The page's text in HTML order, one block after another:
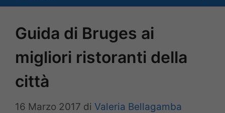
Guida di Bruges ai
migliori ristoranti della
città
16 Marzo 2017 di Valeria Bellagamba